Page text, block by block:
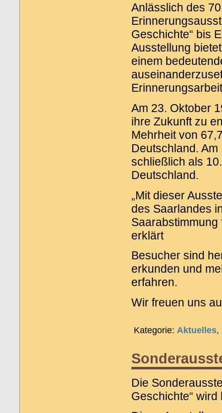
Anlässlich des
Geschichte“ bis
Ausstellung
einem
Am 23. Oktober
ihre Zukunft zu
Mehrheit von
Deutschland.
schließlich als
Deutschland.
„Mit dieser
des Saarlandes
Saarabstimmung
erklärt
Besucher sind
erkunden und
erfahren.
Wir freuen uns
Kategorie: Aktuelles,
Die
Geschichte“